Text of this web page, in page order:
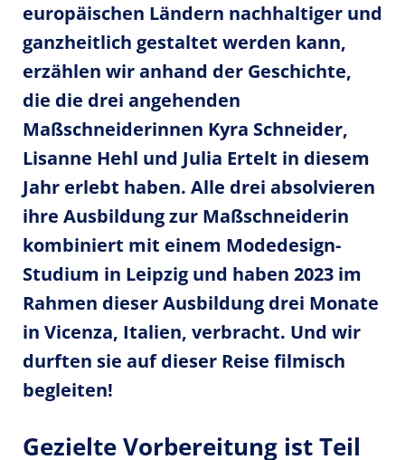
europäischen Ländern nachhaltiger und
ganzheitlich gestaltet werden kann,
erzählen wir anhand der Geschichte,
die die drei angehenden
Maßschneiderinnen Kyra Schneider,
Lisanne Hehl und Julia Ertelt in diesem
Jahr erlebt haben. Alle drei absolvieren
ihre Ausbildung zur Maßschneiderin
kombiniert mit einem Modedesign-
Studium in Leipzig und haben 2023 im
Rahmen dieser Ausbildung drei Monate
in Vicenza, Italien, verbracht. Und wir
durften sie auf dieser Reise filmisch
begleiten!
Gezielte Vorbereitung ist Teil